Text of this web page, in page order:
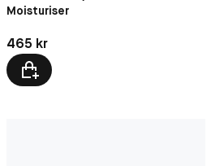
Moisturiser
Pris: 465 kr
465 kr